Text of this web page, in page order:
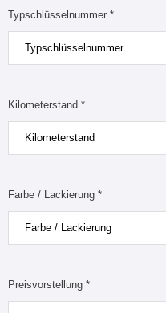
Typschlüsselnummer *
Kilometerstand *
Farbe / Lackierung *
Preisvorstellung *